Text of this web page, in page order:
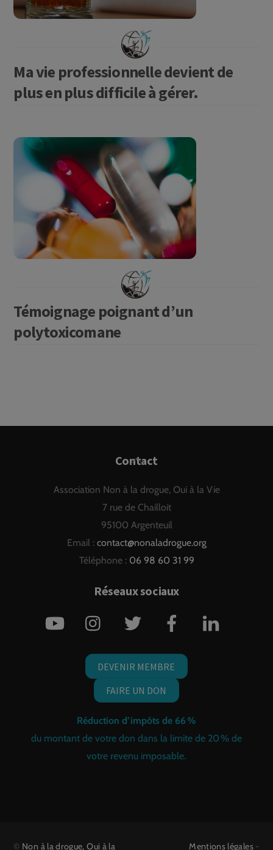
Ma vie professionnelle devient de
plus en plus difficile à gérer.
Témoignage poignant d’un
polytoxicomane
Back
Top
Contact
Association Non à la drogue, Oui à la Vie
7 rue de Chailloit
95100 Argenteuil
Email : contact@nonaladrogue.org
Téléphone : 06 98 60 31 99
Réseaux sociaux
YouTube Instagram Twitter Facebook
DEVENIR MEMBRE
FAIRE UN DON
Réduction d’impôts de 66 %
du montant de votre don dans la limite de 20 % de
votre revenu imposable.
© Non à la drogue, Oui à la Mentions légales-